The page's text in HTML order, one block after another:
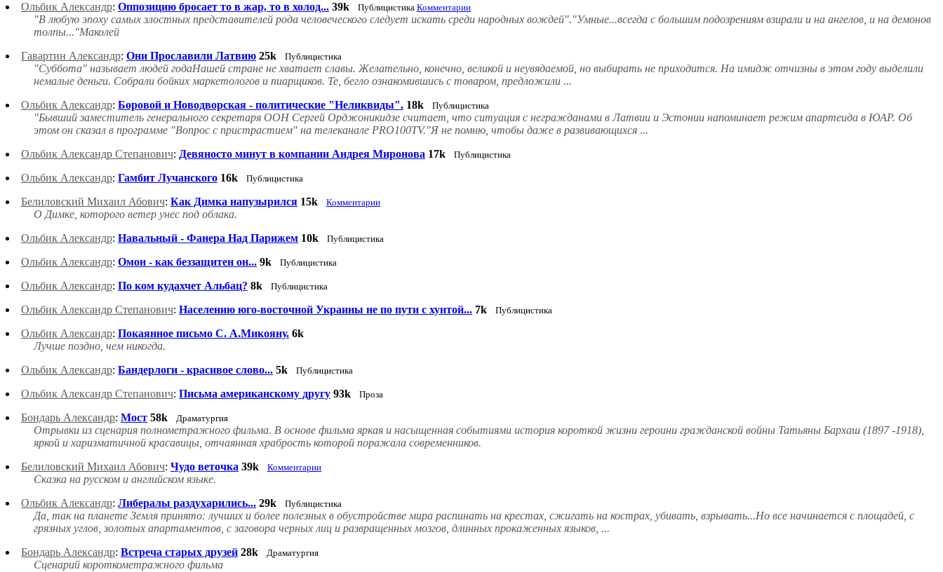
Ольбик Александр: Оппозицию бросает то в жар, то в холод... 39k Публицистика Комментарии
"В любую эпоху самых злостных представителей рода человеческого следует искать среди народных вождей"."Умные...всегда с большим подозрениям взирали и на ангелов, и на демонов
толпы..."Маколей
Гавартин Александр: Они Прославили Латвию 25k Публицистика
"Суббота" называет людей годаНашей стране не хватает славы. Желательно, конечно, великой и неувядаемой, но выбирать не приходится. На имидж отчизны в этом году выделили
немалые деньги. Собрали бойких маркетологов и пиарщиков. Те, бегло ознакомившись с товаром, предложили ...
Ольбик Александр: Боровой и Новодворская - политические "Неликвиды". 18k Публицистика
"Бывший заместитель генерального секретаря ООН Сергей Орджоникидзе считает, что ситуация с негражданами в Латвии и Эстонии напоминает режим апартеида в ЮАР. Об
этом он сказал в программе "Вопрос с пристрастием" на телеканале PRO100TV."Я не помню, чтобы даже в развивающихся ...
Ольбик Александр Степанович: Девяносто минут в компании Андрея Миронова 17k Публицистика
Ольбик Александр: Гамбит Лучанского 16k Публицистика
Белиловский Михаил Абович: Как Димка напузырился 15k Комментарии
О Димке, которого ветер унес под облака.
Ольбик Александр: Навальный - Фанера Над Парижем 10k Публицистика
Ольбик Александр: Омон - как беззащитен он... 9k Публицистика
Ольбик Александр: По ком кудахчет Альбац? 8k Публицистика
Ольбик Александр Степанович: Населению юго-восточной Украины не по пути с хунтой... 7k Публицистика
Ольбик Александр: Покаянное письмо С. А.Микояну. 6k
Лучше поздно, чем никогда.
Ольбик Александр: Бандерлоги - красивое слово... 5k Публицистика
Ольбик Александр Степанович: Письма американскому другу 93k Проза
Бондарь Александр: Мост 58k Драматургия
Отрывки из сценария полнометражного фильма. В основе фильма яркая и насыщенная событиями история короткой жизни героини гражданской войны Татьяны Бархаш (1897 -1918),
яркой и харизматичной красавицы, отчаянная храбрость которой поражала современников.
Белиловский Михаил Абович: Чудо веточка 39k Комментарии
Сказка на русском и английском языке.
Ольбик Александр: Либералы раздухарились... 29k Публицистика
Да, так на планете Земля принято: лучших и более полезных в обустройстве мира распинать на крестах, сжигать на кострах, убивать, взрывать...Но все начинается с площадей, с
грязных углов, золотых апартаментов, с заговора черных лиц и развращенных мозгов, длинных прокаженных языков, ...
Бондарь Александр: Встреча старых друзей 28k Драматургия
Сценарий короткометражного фильма